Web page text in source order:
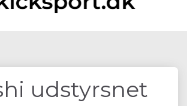
udstyrsnet